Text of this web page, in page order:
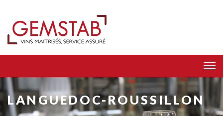
LANGUEDOC-ROUSSILLON